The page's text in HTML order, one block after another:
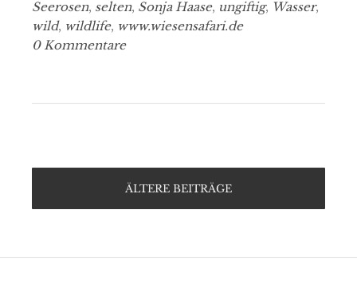
Seerosen, selten, Sonja Haase, ungiftig, Wasser,
wild, wildlife, www.wiesensafari.de
0 Kommentare
ÄLTERE BEITRÄGE